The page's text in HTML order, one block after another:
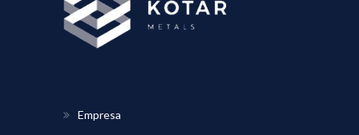
Empresa